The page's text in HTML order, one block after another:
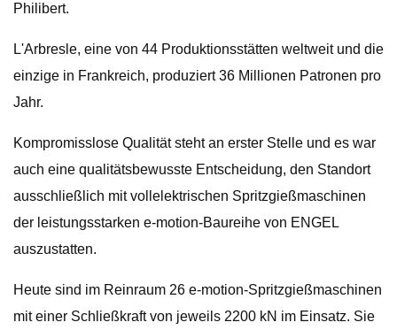
Philibert.
L'Arbresle, eine von 44 Produktionsstätten weltweit und die
einzige in Frankreich, produziert 36 Millionen Patronen pro
Jahr.
Kompromisslose Qualität steht an erster Stelle und es war
auch eine qualitätsbewusste Entscheidung, den Standort
ausschließlich mit vollelektrischen Spritzgießmaschinen
der leistungsstarken e-motion-Baureihe von ENGEL
auszustatten.
Heute sind im Reinraum 26 e-motion-Spritzgießmaschinen
mit einer Schließkraft von jeweils 2200 kN im Einsatz. Sie